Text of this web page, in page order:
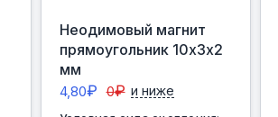
Неодимовый магнит
прямоугольник 10х3х2
мм
4,80₽ 0₽ и ниже